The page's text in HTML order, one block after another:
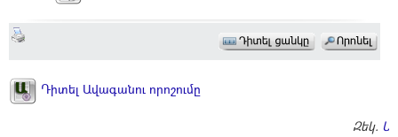
Դիտել Ավագանու որոշումը
Զեկ.